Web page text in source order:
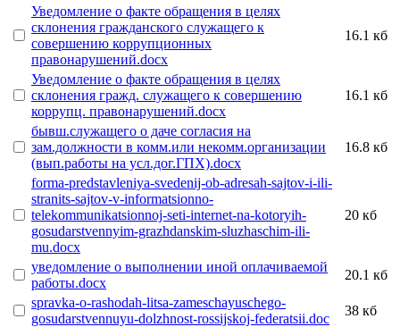
Уведомление о факте обращения в целях
склонения гражданского служащего к
совершению коррупционных
правонарушений.docx
16.1 кб
Уведомление о факте обращения в целях
склонения гражд. служащего к совершению
коррупц. правонарушений.docx
16.1 кб
бывш.служащего о даче согласия на
зам.должности в комм.или некомм.организации
(вып.работы на усл.дог.ГПХ).docx
16.8 кб
forma-predstavleniya-svedenij-ob-adresah-sajtov-i-ili-
stranits-sajtov-v-informatsionno-
telekommunikatsionnoj-seti-internet-na-kotoryih-
gosudarstvennyim-grazhdanskim-sluzhaschim-ili-
mu.docx
20 кб
уведомление о выполнении иной оплачиваемой
работы.docx
20.1 кб
spravka-o-rashodah-litsa-zameschayuschego-
gosudarstvennuyu-dolzhnost-rossijskoj-federatsii.doc
38 кб